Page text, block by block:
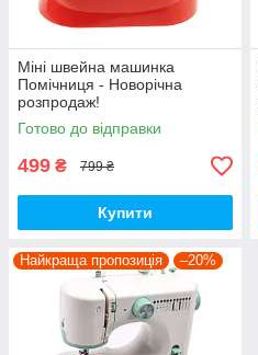
Міні швейна машинка
Помічниця - Новорічна
розпродаж!
Готово до відправки
499 ₴ 799 ₴
Купити
Найкраща пропозиція –20%